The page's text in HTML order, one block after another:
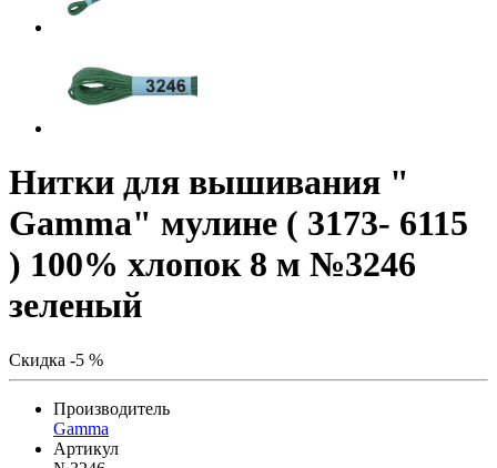
Нитки для вышивания "
Gamma" мулине ( 3173- 6115
) 100% хлопок 8 м №3246
зеленый
Скидка -5 %
Производитель
Gamma
Артикул